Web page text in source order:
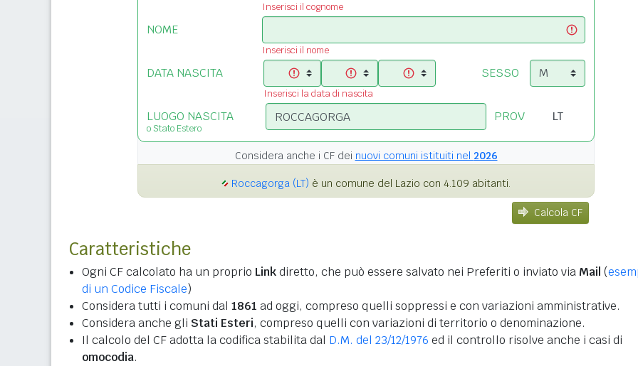
Inserisci il cognome
NOME
Inserisci il nome
DATA NASCITA
Inserisci la data di nascita
SESSO
LUOGO NASCITA
o Stato Estero
PROV
Considera anche i CF dei nuovi comuni istituiti nel 2026
Roccagorga (LT) è un comune del Lazio con 4.109 abitanti.
Calcola CF
Caratteristiche
Ogni CF calcolato ha un proprio Linkdiretto, che può essere salvato nei Preferiti o inviato via Mail (
di un Codice Fiscale)
Considera tutti i comuni dal 1861 ad oggi, compreso quelli soppressi e con variazioni amministrative.
Considera anche gli Stati Esteri, compreso quelli con variazioni di territorio o denominazione.
Il calcolo del CF adotta la codifica stabilita dal D.M. del 23/12/1976 ed il controllo risolve anche i casi di
omocodia.